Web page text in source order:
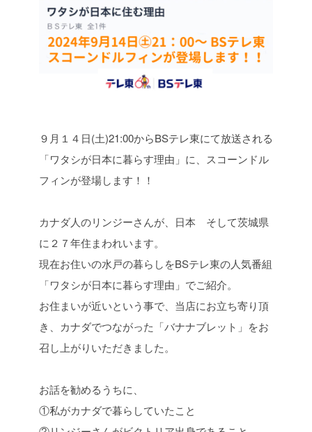
９月１４日(土)21:00からBSテレ東にて放送される
「ワタシが日本に暮らす理由」に、スコーンドル
フィンが登場します！！
カナダ人のリンジーさんが、日本 そして茨城県
に２７年住まわれいます。
現在お住いの水戸の暮らしをBSテレ東の人気番組
「ワタシが日本に暮らす理由」でご紹介。
お住まいが近いという事で、当店にお立ち寄り頂
き、カナダでつながった「バナナブレット」をお
召し上がりいただきました。
お話を勧めるうちに、
①私がカナダで暮らしていたこと